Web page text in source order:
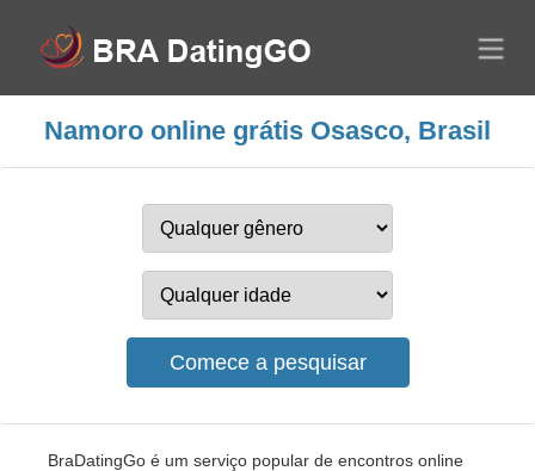
Namoro online grátis Osasco, Brasil
BraDatingGo é um serviço popular de encontros online